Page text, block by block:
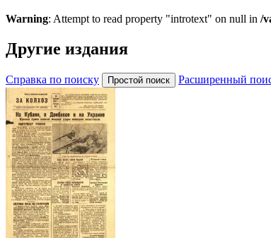
Warning: Attempt to read property "introtext" on null in /
Другие издания
Справка по поиску Расширенный